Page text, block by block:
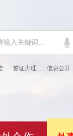
签证办理 信息公开